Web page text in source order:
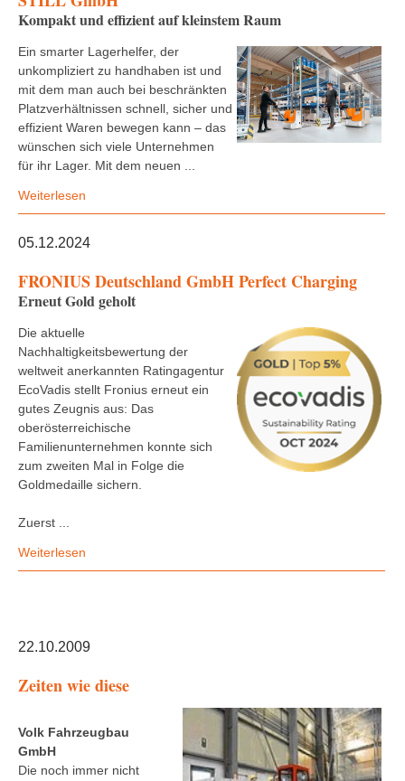
Kompakt und effizient auf kleinstem Raum
Ein smarter Lagerhelfer, der
unkompliziert zu handhaben ist und
mit dem man auch bei beschränkten
Platzverhältnissen schnell, sicher und
effizient Waren bewegen kann – das
wünschen sich viele Unternehmen
für ihr Lager. Mit dem neuen ...
Weiterlesen
05.12.2024
FRONIUS Deutschland GmbH Perfect Charging
Erneut Gold geholt
Die aktuelle
Nachhaltigkeitsbewertung der
weltweit anerkannten Ratingagentur
EcoVadis stellt Fronius erneut ein
gutes Zeugnis aus: Das
oberösterreichische
Familienunternehmen konnte sich
zum zweiten Mal in Folge die
Goldmedaille sichern.
Zuerst ...
Weiterlesen
22.10.2009
Zeiten wie diese
Volk Fahrzeugbau
GmbH
Die noch immer nicht